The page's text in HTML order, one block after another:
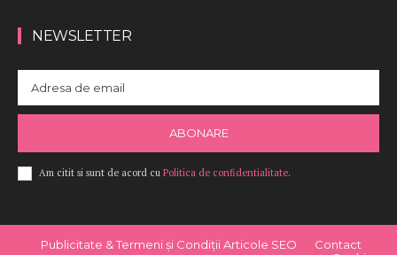
NEWSLETTER
ABONARE
Am citit si sunt de acord cu Politica de confidentialitate.
Publicitate & Termeni și Condiții Articole SEO
Contact